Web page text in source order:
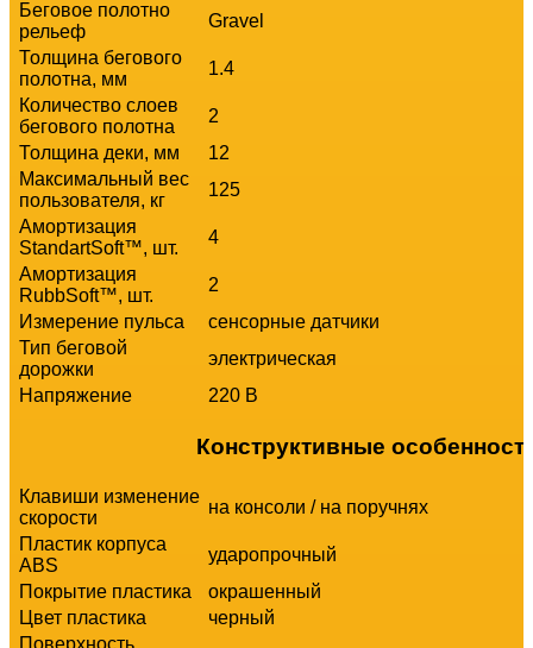
Беговое полотно
рельеф
Gravel
Толщина бегового
полотна, мм
1.4
Количество слоев
бегового полотна
2
Толщина деки, мм
12
Максимальный вес
пользователя, кг
125
Амортизация
StandartSoft™, шт.
4
Амортизация
RubbSoft™, шт.
2
Измерение пульса
сенсорные датчики
Тип беговой
дорожки
электрическая
Напряжение
220 В
Конструктивные
Клавиши изменение
скорости
на консоли / на поручнях
Пластик корпуса
ABS
ударопрочный
Покрытие пластика
окрашенный
Цвет пластика
черный